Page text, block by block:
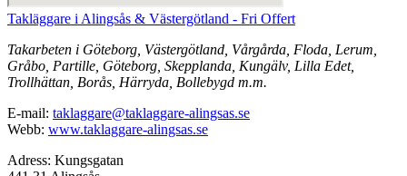
Takläggare i Alingsås & Västergötland - Fri Offert
Takarbeten i Göteborg, Västergötland, Vårgårda, Floda, Lerum,
Gråbo, Partille, Göteborg, Skepplanda, Kungälv, Lilla Edet,
Trollhättan, Borås, Härryda, Bollebygd m.m.
E-mail: taklaggare@taklaggare-alingsas.se
Webb: www.taklaggare-alingsas.se
Adress: Kungsgatan